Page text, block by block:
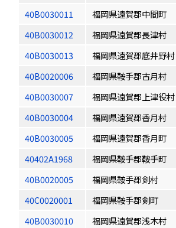
40B0030011
福岡県遠賀郡中間町
40B0030012
福岡県遠賀郡長津村
40B0030013
福岡県遠賀郡底井野村
40B0020006
福岡県鞍手郡古月村
40B0030007
福岡県遠賀郡上津役村
40B0030004
福岡県遠賀郡香月村
40B0030005
福岡県遠賀郡香月町
40402A1968
福岡県鞍手郡鞍手町
40B0020005
福岡県鞍手郡剣村
40C0020001
福岡県鞍手郡剣町
40B0030010
福岡県遠賀郡浅木村